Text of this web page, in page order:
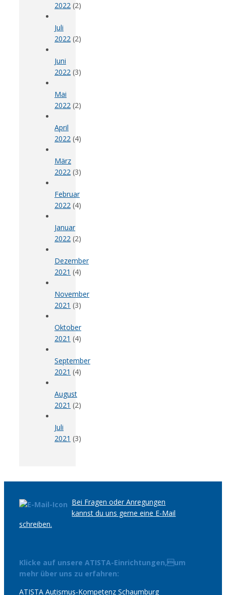
2022 (2)
Juli
2022 (2)
Juni
2022 (3)
Mai
2022 (2)
April
2022 (4)
März
2022 (3)
Februar
2022 (4)
Januar
2022 (2)
Dezember
2021 (4)
November
2021 (3)
Oktober
2021 (4)
September
2021 (4)
August
2021 (2)
Juli
2021 (3)
Bei Fragen oder Anregungen
kannst du uns gerne eine E-Mail
schreiben.
Klicke auf unsere ATISTA-Einrichtungen,um
mehr über uns zu erfahren:
ATISTA Autismus-Kompetenz Schaumburg